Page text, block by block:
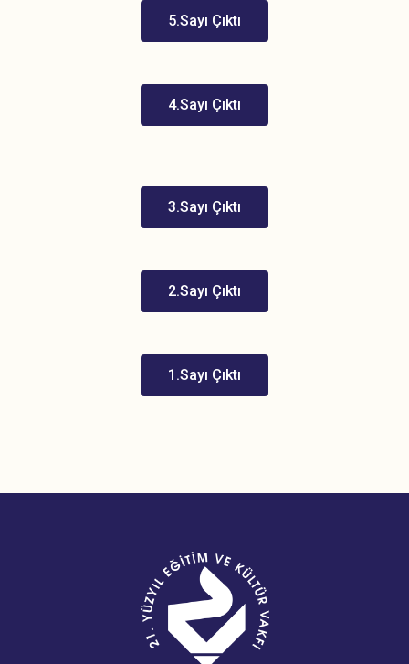
5.Sayı Çıktı
4.Sayı Çıktı
3.Sayı Çıktı
2.Sayı Çıktı
1.Sayı Çıktı